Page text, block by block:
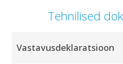
Tehnilised
Vastavusdeklaratsioon